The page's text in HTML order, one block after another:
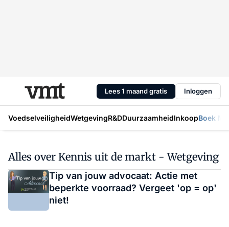
Lees 1 maand gratis Inloggen
VoedselveiligheidWetgevingR&DDuurzaamheidInkoopBoek
Alles over Kennis uit de markt - Wetgeving
Tip van jouw advocaat: Actie met
beperkte voorraad? Vergeet 'op = op'
niet!